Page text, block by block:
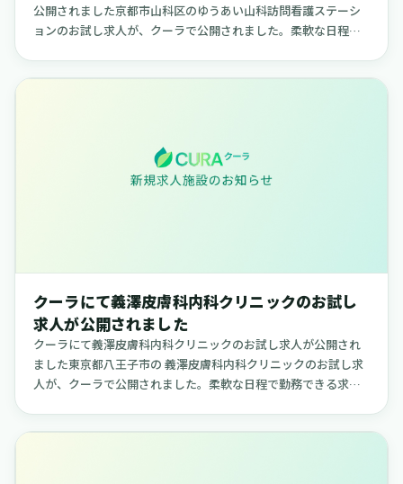
公開されました京都市山科区のゆうあい山科訪問看護ステーシ
ョンのお試し求人が、クーラで公開されました。柔軟な日程で
クーラにて義澤皮膚科内科クリニックのお試し
求人が公開されました
クーラにて義澤皮膚科内科クリニックのお試し求人が公開され
ました東京都八王子市の 義澤皮膚科内科クリニックのお試し求
人が、クーラで公開されました。柔軟な日程で勤務できる求人